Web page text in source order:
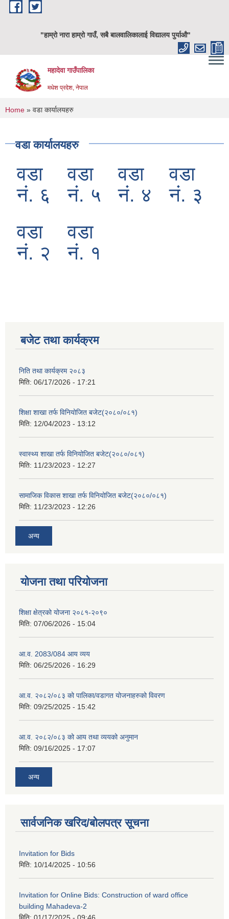
Skip to main content
"हाम्रो नारा हाम्रो गाउँ, सबै बालवालिकालाई विद्यालय पुर्याऔ"
महादेवा गाउँपालिका
मधेश प्रदेश, नेपाल
You are here
Home » वडा कार्यालयहरु
वडा कार्यालयहरु
वडा
नं. ६
वडा
नं. ५
वडा
नं. ४
वडा
नं. ३
वडा
नं. २
वडा
नं. १
बजेट तथा कार्यक्रम
निति तथा कार्यक्रम २०८३
मिति: 06/17/2026 - 17:21
शिक्षा शाखा तर्फ विनियोजित बजेट(२०८०/०८१)
मिति: 12/04/2023 - 13:12
स्वास्थ्य शाखा तर्फ विनियोजित बजेट(२०८०/०८१)
मिति: 11/23/2023 - 12:27
सामाजिक विकास शाखा तर्फ विनियोजित बजेट(२०८०/०८१)
मिति: 11/23/2023 - 12:26
अन्य
योजना तथा परियोजना
शिक्षा क्षेत्रको योजना २०८१-२०९०
मिति: 07/06/2026 - 15:04
आ.व. 2083/084 आय व्यय
मिति: 06/25/2026 - 16:29
आ.व. २०८२/०८३ को पालिका/वडागत योजनाहरुको विवरण
मिति: 09/25/2025 - 15:42
आ.व. २०८२/०८३ को आय तथा व्ययको अनुमान
मिति: 09/16/2025 - 17:07
अन्य
सार्वजनिक खरिद/बोलपत्र सूचना
Invitation for Bids
मिति: 10/14/2025 - 10:56
Invitation for Online Bids: Construction of ward office
building Mahadeva-2